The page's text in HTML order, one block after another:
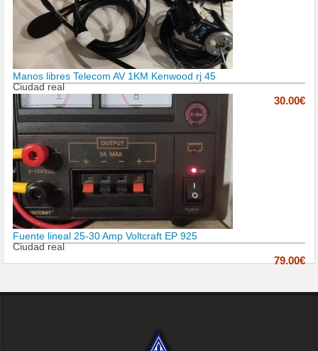
Manos libres Telecom AV 1KM Kenwood rj 45
Ciudad real
30.00€
Fuente lineal 25-30 Amp Voltcraft EP 925
Ciudad real
79.00€